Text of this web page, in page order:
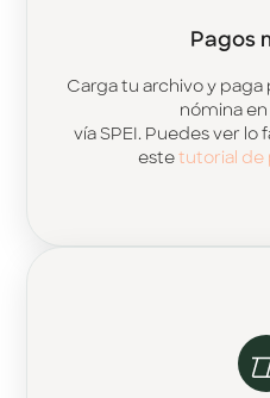
Pagos
Carga tu archivo y paga
nómina
vía SPEI. Puedes ver lo
este tutorial de